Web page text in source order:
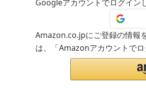
Googleアカウントでログイン
Amazon.co.jpにご登録の情報
は、「Amazonアカウントでロ